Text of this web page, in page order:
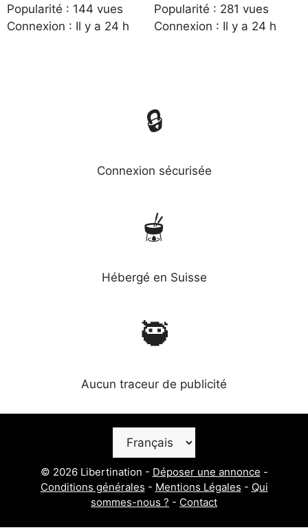
Popularité : 144 vues
Connexion : Il y a 24 h
Popularité : 281 vues
Connexion : Il y a 24 h
🔒
Connexion sécurisée
🫕
Hébergé en Suisse
🥷
Aucun traceur de publicité
une
langue
© 2026 Libertination - Déposer une annonce -
Conditions générales - Mentions Légales - Qui
sommes-nous ? - Contact